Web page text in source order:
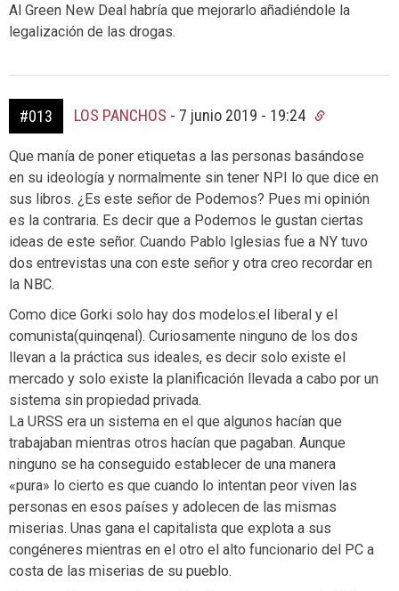
Al Green New Deal habría que mejorarlo añadiéndole la
legalización de las drogas.
#013 LOS PANCHOS - 7 junio 2019 - 19:24
Que manía de poner etiquetas a las personas basándose
en su ideología y normalmente sin tener NPI lo que dice en
sus libros. ¿Es este señor de Podemos? Pues mi opinión
es la contraria. Es decir que a Podemos le gustan ciertas
ideas de este señor. Cuando Pablo Iglesias fue a NY tuvo
dos entrevistas una con este señor y otra creo recordar en
la NBC.
Como dice Gorki solo hay dos modelos:el liberal y el
comunista(quinqenal). Curiosamente ninguno de los dos
llevan a la práctica sus ideales, es decir solo existe el
mercado y solo existe la planificación llevada a cabo por un
sistema sin propiedad privada.
La URSS era un sistema en el que algunos hacían que
trabajaban mientras otros hacían que pagaban. Aunque
ninguno se ha conseguido establecer de una manera
«pura» lo cierto es que cuando lo intentan peor viven las
personas en esos países y adolecen de las mismas
miserias. Unas gana el capitalista que explota a sus
congéneres mientras en el otro el alto funcionario del PC a
costa de las miserias de su pueblo.